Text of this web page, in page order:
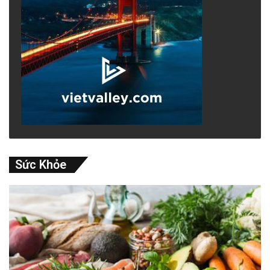
lỗi… thì họ sẽ không bao giờ biết đến sự tồn tại
của người kia. Và nếu mẹ của Rivera không
tiếp cận đủ gần Stearns để bà có thể đánh giá
anh trực tiếp, Rivera có thể sẽ chẳng thèm để
ý đến câu hỏi vô duyên “Đây là ai thế?” của
Khi hơn 18,000 người hâm mộ khúc côn cầu
xếp hàng tại Climate Pledge Arena để xem
trận đấu trên sân nhà đầu tiên của Seattle
Kraken vào Tháng Mười năm 2022, Brian
Hamilton, trợ lý quản lý thiết bị cho đội
Sức Khỏe